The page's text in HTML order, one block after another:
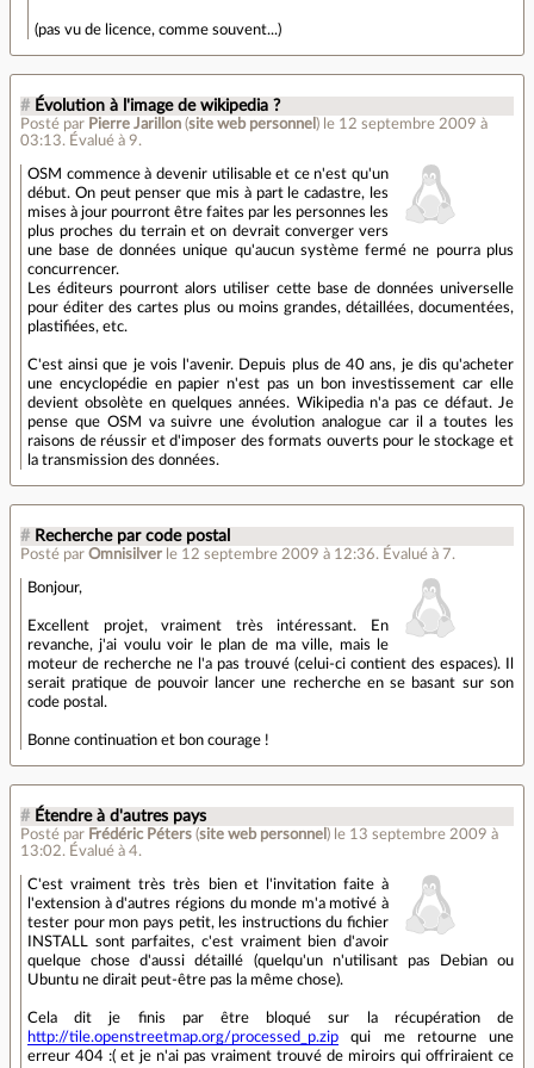
(pas vu de licence, comme souvent...)
# Évolution à l'image de wikipedia ?
Posté par Pierre Jarillon (site web personnel ) le 12 septembre 2009 à
03:13. Évalué à 9.
OSM commence à devenir utilisable et ce n'est qu'un
début. On peut penser que mis à part le cadastre, les
mises à jour pourront être faites par les personnes les
plus proches du terrain et on devrait converger vers
une base de données unique qu'aucun système fermé ne pourra plus
concurrencer.
Les éditeurs pourront alors utiliser cette base de données universelle
pour éditer des cartes plus ou moins grandes, détaillées, documentées,
plastifiées, etc.
C'est ainsi que je vois l'avenir. Depuis plus de 40 ans, je dis qu'acheter
une encyclopédie en papier n'est pas un bon investissement car elle
devient obsolète en quelques années. Wikipedia n'a pas ce défaut. Je
pense que OSM va suivre une évolution analogue car il a toutes les
raisons de réussir et d'imposer des formats ouverts pour le stockage et
la transmission des données.
# Recherche par code postal
Posté par Omnisilver le 12 septembre 2009 à 12:36. Évalué à 7.
Bonjour,
Excellent projet, vraiment très intéressant. En
revanche, j'ai voulu voir le plan de ma ville, mais le
moteur de recherche ne l'a pas trouvé (celui-ci contient des espaces). Il
serait pratique de pouvoir lancer une recherche en se basant sur son
code postal.
Bonne continuation et bon courage !
# Étendre à d'autres pays
Posté par Frédéric Péters (site web personnel ) le 13 septembre 2009 à
13:02. Évalué à 4.
C'est vraiment très très bien et l'invitation faite à
l'extension à d'autres régions du monde m'a motivé à
tester pour mon pays petit, les instructions du fichier
INSTALL sont parfaites, c'est vraiment bien d'avoir
quelque chose d'aussi détaillé (quelqu'un n'utilisant pas Debian ou
Ubuntu ne dirait peut-être pas la même chose).
Cela dit je finis par être bloqué sur la récupération de
http://tile.openstreetmap.org/processed_p.zip qui me retourne une
erreur 404 :( et je n'ai pas vraiment trouvé de miroirs qui offriraient ce